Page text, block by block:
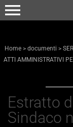
menu
Home > documenti >
ATTI AMMINISTRATIVI
Estratto
Sindaco